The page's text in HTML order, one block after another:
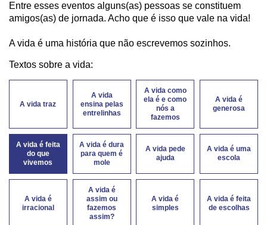
Entre esses eventos alguns(as) pessoas se constituem
amigos(as) de jornada. Acho que é isso que vale na vida!
A vida é uma história que não escrevemos sozinhos.
Textos sobre a vida:
A vida traz
A vida
ensina pelas
entrelinhas
A vida como
ela é e como
nós a
fazemos
A vida é
generosa
A vida é feita
do que
vivemos
A vida é dura
para quem é
mole
A vida pede
ajuda
A vida é uma
escola
A vida é
irracional
A vida é
assim ou
fazemos
assim?
A vida é
simples
A vida é feita
de escolhas